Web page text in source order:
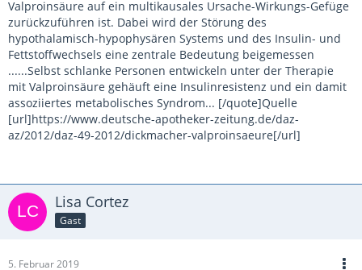
Valproinsäure auf ein multikausales Ursache-Wirkungs-Gefüge
zurückzuführen ist. Dabei wird der Störung des
hypothalamisch-hypophysären Systems und des Insulin- und
Fettstoffwechsels eine zentrale Bedeutung beigemessen
......Selbst schlanke Personen entwickeln unter der Therapie
mit Valproinsäure gehäuft eine Insulinresistenz und ein damit
assoziiertes metabolisches Syndrom... [/quote]Quelle
[url]https://www.deutsche-apotheker-zeitung.de/daz-
az/2012/daz-49-2012/dickmacher-valproinsaeure[/url]
Lisa Cortez
Gast
5. Februar 2019